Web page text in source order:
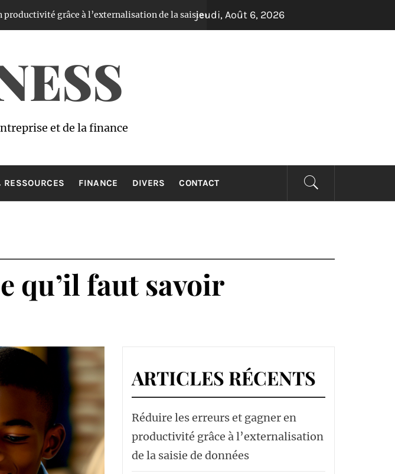
grâce à l’externalisation de la saisie de données Il y a 1 an Avantages et inconvénients
jeudi, Août 6, 2026
et de la finance
FINANCE DIVERS CONTACT
qu’il faut savoir
ARTICLES RÉCENTS
Réduire les erreurs et gagner en
productivité grâce à l’externalisation
de la saisie de données